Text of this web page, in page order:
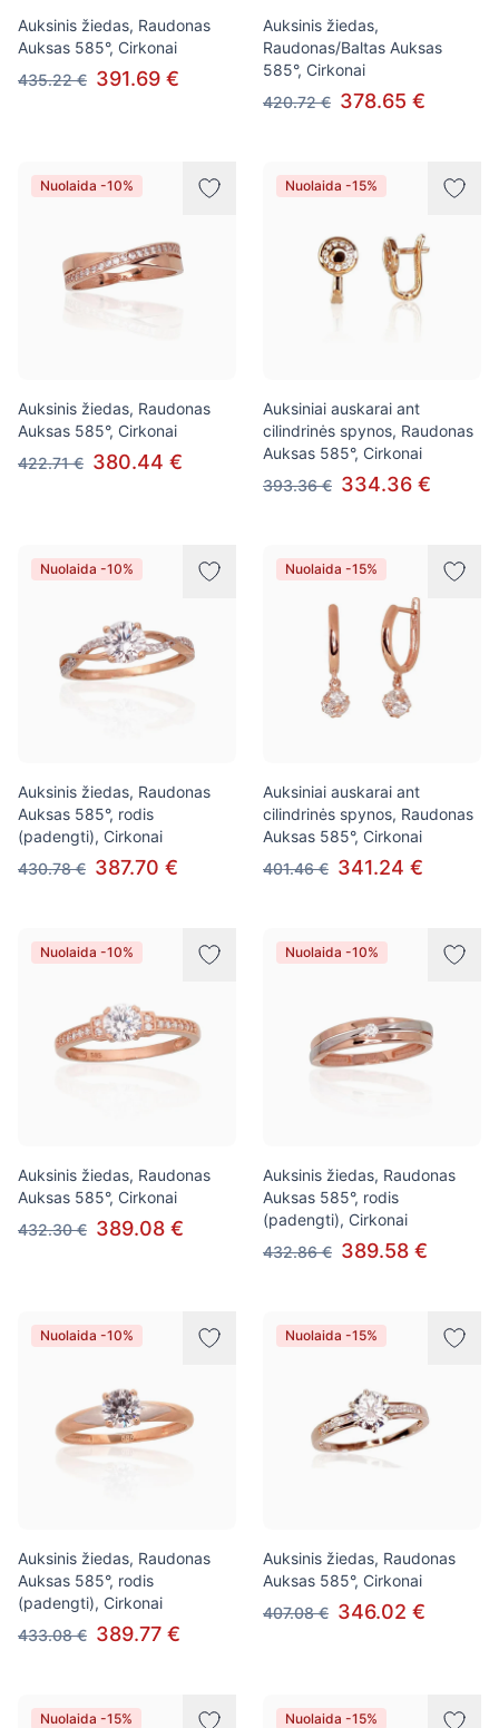
Auksinis žiedas, Raudonas
Auksas 585°, Cirkonai
435.22 € 391.69 €
Auksinis žiedas,
Raudonas/Baltas Auksas
585°, Cirkonai
420.72 € 378.65 €
Nuolaida -10%
Auksinis žiedas, Raudonas
Auksas 585°, Cirkonai
422.71 € 380.44 €
Nuolaida -15%
Auksiniai auskarai ant
cilindrinės spynos, Raudonas
Auksas 585°, Cirkonai
393.36 € 334.36 €
Nuolaida -10%
Auksinis žiedas, Raudonas
Auksas 585°, rodis
(padengti), Cirkonai
430.78 € 387.70 €
Nuolaida -15%
Auksiniai auskarai ant
cilindrinės spynos, Raudonas
Auksas 585°, Cirkonai
401.46 € 341.24 €
Nuolaida -10%
Auksinis žiedas, Raudonas
Auksas 585°, Cirkonai
432.30 € 389.08 €
Nuolaida -10%
Auksinis žiedas, Raudonas
Auksas 585°, rodis
(padengti), Cirkonai
432.86 € 389.58 €
Nuolaida -10%
Auksinis žiedas, Raudonas
Auksas 585°, rodis
(padengti), Cirkonai
433.08 € 389.77 €
Nuolaida -15%
Auksinis žiedas, Raudonas
Auksas 585°, Cirkonai
407.08 € 346.02 €
Nuolaida -15% Nuolaida -15%